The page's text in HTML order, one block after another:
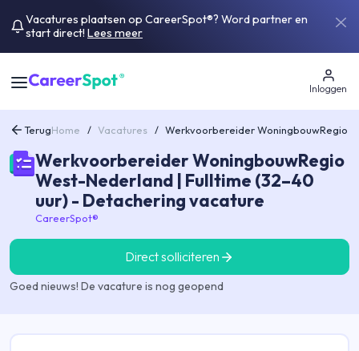
Vacatures plaatsen op CareerSpot®? Word partner en
start direct! Lees meer
Inloggen
TerugHome / Vacatures / Werkvoorbereider WoningbouwRegio
Werkvoorbereider WoningbouwRegio
West-Nederland | Fulltime (32–40
uur) - Detachering vacature
CareerSpot®
Direct solliciteren
Goed nieuws! De vacature is nog geopend